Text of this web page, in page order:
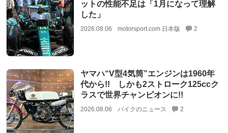
ットの性能不足は「1月になって理解
した」
2026.08.06 motorsport.com 日本版 2
ヤマハ“V型4気筒”エンジンは1960年
代から!! しかも2ストローク125ccク
ラスで世界チャンピオンに!!
2026.08.06 バイクのニュース 2